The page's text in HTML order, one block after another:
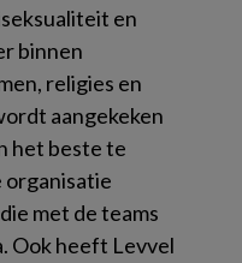
en
binnen
religies en
aangekeken
het beste te
organisatie
met de teams
Ook heeft Levvel